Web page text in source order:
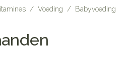
/ Voeding / Babyvoeding